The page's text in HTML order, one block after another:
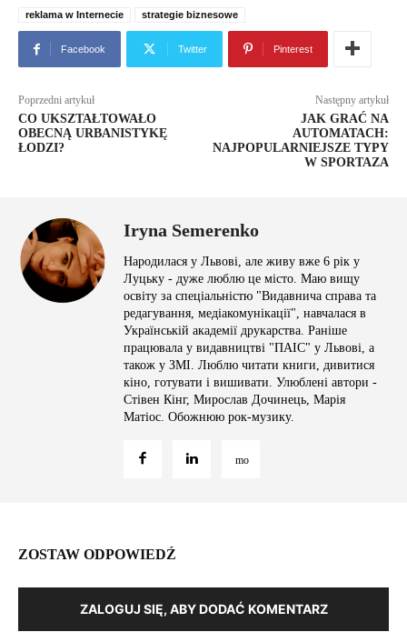
reklama w Internecie strategie biznesowe
Facebook Twitter Pinterest
Poprzedni artykuł
CO UKSZTAŁTOWAŁO
OBECNĄ URBANISTYKĘ
ŁODZI?
Następny artykuł
JAK GRAĆ NA
AUTOMATACH:
NAJPOPULARNIEJSZE TYPY
W SPORTAZA
Iryna Semerenko
Народилася у Львові, але живу вже 6 рік у
Луцьку - дуже люблю це місто. Маю вищу
освіту за спеціальністю "Видавнича справа та
редагування, медіакомунікації", навчалася в
Українській академії друкарства. Раніше
працювала у видавництві "ПАІС" у Львові, а
також у ЗМІ. Люблю читати книги, дивитися
кіно, готувати і вишивати. Улюблені автори -
Стівен Кінг, Мирослав Дочинець, Марія
Матіос. Обожнюю рок-музику.
ZOSTAW ODPOWIEDŹ
ZALOGUJ SIĘ, ABY DODAĆ KOMENTARZ